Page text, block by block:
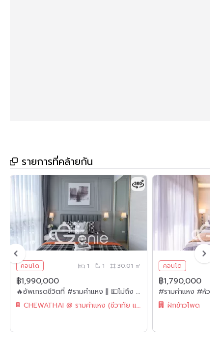
• สถาบันการบินพลเรือน
• มหาวิทยาลัยเซนต์จอห์น
• มหาวิทยาลัยราชภัฏจันทรเกษม
• โรงพยาบาล เปาโล เมโมเรียล นวมินทร์
• โรงพยาบาล เปาโล เมโมเรียล พหลโยธิน
• อาคารสำนักงาน G tower
• อาคารสำนักงาน True tower
• อาคารสำนักงาน AIA Capital Center
สนใจปรึกษายื่นสินเชื่อ กด 1️⃣
รายการที่คล้ายกัน
คอนโด 1 1 30.01 ㎡
฿1,990,000
🔥อัพเกรดชีวิตที่ #รามคำแหง || 💵ไม่ถึง 2 ล้าน ||✨ห้องใหญ่ แต่งหรู 30 ตร.ม. || 💵ผ่อนเพียง 7,xxxเท่านั้น!! || ใกล้ Airport Rail Link || || 🛍️ เฟอร์ครบ พร้อมเข้าอยู่
CHEWATHAI @ รามคำแหง (ชีวาทัย แอท รามคำแหง)
คอนโด
฿1,790,000
ฝักข้าวโพด